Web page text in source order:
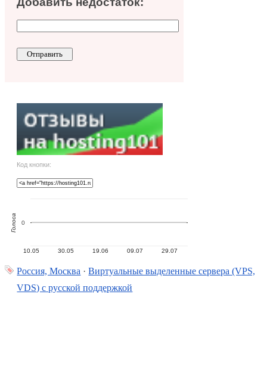
Код кнопки:
10.05 30.05 19.06 09.07 29.07
0
Голоса
Россия, Москва ·Виртуальные выделенные сервера (VPS,
VDS) с русской поддержкой